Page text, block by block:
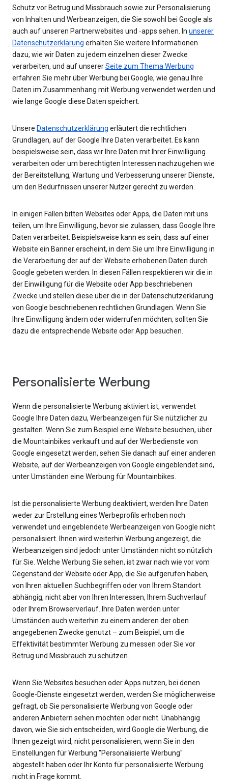
Schutz vor Betrug und Missbrauch sowie zur Personalisierung
von Inhalten und Werbeanzeigen, die Sie sowohl bei Google als
auch auf unseren Partnerwebsites und ‑apps sehen. In unserer
Datenschutzerklärung erhalten Sie weitere Informationen
dazu, wie wir Daten zu jedem einzelnen dieser Zwecke
verarbeiten, und auf unsererSeite zum Thema Werbung
erfahren Sie mehr über Werbung bei Google, wie genau Ihre
Daten im Zusammenhang mit Werbung verwendet werden und
wie lange Google diese Daten speichert.
Unsere Datenschutzerklärung erläutert die rechtlichen
Grundlagen, auf der Google Ihre Daten verarbeitet. Es kann
beispielsweise sein, dass wir Ihre Daten mit Ihrer Einwilligung
verarbeiten oder um berechtigten Interessen nachzugehen wie
der Bereitstellung, Wartung und Verbesserung unserer Dienste,
um den Bedürfnissen unserer Nutzer gerecht zu werden.
In einigen Fällen bitten Websites oder Apps, die Daten mit uns
teilen, um Ihre Einwilligung, bevor sie zulassen, dass Google Ihre
Daten verarbeitet. Beispielsweise kann es sein, dass auf einer
Website ein Banner erscheint, in dem Sie um Ihre Einwilligung in
die Verarbeitung der auf der Website erhobenen Daten durch
Google gebeten werden. In diesen Fällen respektieren wir die in
der Einwilligung für die Website oder App beschriebenen
Zwecke und stellen diese über die in der Datenschutzerklärung
von Google beschriebenen rechtlichen Grundlagen. Wenn Sie
Ihre Einwilligung ändern oder widerrufen möchten, sollten Sie
dazu die entsprechende Website oder App besuchen.
Personalisierte Werbung
Wenn die personalisierte Werbung aktiviert ist, verwendet
Google Ihre Daten dazu, Werbeanzeigen für Sie nützlicher zu
gestalten. Wenn Sie zum Beispiel eine Website besuchen, über
die Mountainbikes verkauft und auf der Werbedienste von
Google eingesetzt werden, sehen Sie danach auf einer anderen
Website, auf der Werbeanzeigen von Google eingeblendet sind,
unter Umständen eine Werbung für Mountainbikes.
Ist die personalisierte Werbung deaktiviert, werden Ihre Daten
weder zur Erstellung eines Werbeprofils erhoben noch
verwendet und eingeblendete Werbeanzeigen von Google nicht
personalisiert. Ihnen wird weiterhin Werbung angezeigt, die
Werbeanzeigen sind jedoch unter Umständen nicht so nützlich
für Sie. Welche Werbung Sie sehen, ist zwar nach wie vor vom
Gegenstand der Website oder App, die Sie aufgerufen haben,
von Ihren aktuellen Suchbegriffen oder von Ihrem Standort
abhängig, nicht aber von Ihren Interessen, Ihrem Suchverlauf
oder Ihrem Browserverlauf. Ihre Daten werden unter
Umständen auch weiterhin zu einem anderen der oben
angegebenen Zwecke genutzt – zum Beispiel, um die
Effektivität bestimmter Werbung zu messen oder Sie vor
Betrug und Missbrauch zu schützen.
Wenn Sie Websites besuchen oder Apps nutzen, bei denen
Google-Dienste eingesetzt werden, werden Sie möglicherweise
gefragt, ob Sie personalisierte Werbung von Google oder
anderen Anbietern sehen möchten oder nicht. Unabhängig
davon, wie Sie sich entscheiden, wird Google die Werbung, die
Ihnen gezeigt wird, nicht personalisieren, wenn Sie in den
Einstellungen für Werbung "Personalisierte Werbung"
abgestellt haben oder Ihr Konto für personalisierte Werbung
nicht in Frage kommt.